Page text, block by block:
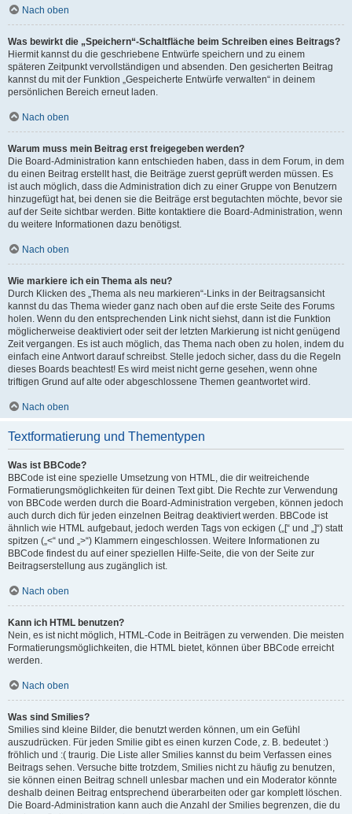
Nach oben
Was bewirkt die „Speichern“-Schaltfläche beim Schreiben eines Beitrags?
Hiermit kannst du die geschriebene Entwürfe speichern und zu einem
späteren Zeitpunkt vervollständigen und absenden. Den gesicherten Beitrag
kannst du mit der Funktion „Gespeicherte Entwürfe verwalten“ in deinem
persönlichen Bereich erneut laden.
Nach oben
Warum muss mein Beitrag erst freigegeben werden?
Die Board-Administration kann entschieden haben, dass in dem Forum, in dem
du einen Beitrag erstellt hast, die Beiträge zuerst geprüft werden müssen. Es
ist auch möglich, dass die Administration dich zu einer Gruppe von Benutzern
hinzugefügt hat, bei denen sie die Beiträge erst begutachten möchte, bevor sie
auf der Seite sichtbar werden. Bitte kontaktiere die Board-Administration, wenn
du weitere Informationen dazu benötigst.
Nach oben
Wie markiere ich ein Thema als neu?
Durch Klicken des „Thema als neu markieren“-Links in der Beitragsansicht
kannst du das Thema wieder ganz nach oben auf die erste Seite des Forums
holen. Wenn du den entsprechenden Link nicht siehst, dann ist die Funktion
möglicherweise deaktiviert oder seit der letzten Markierung ist nicht genügend
Zeit vergangen. Es ist auch möglich, das Thema nach oben zu holen, indem du
einfach eine Antwort darauf schreibst. Stelle jedoch sicher, dass du die Regeln
dieses Boards beachtest! Es wird meist nicht gerne gesehen, wenn ohne
triftigen Grund auf alte oder abgeschlossene Themen geantwortet wird.
Nach oben
Textformatierung und Thementypen
Was ist BBCode?
BBCode ist eine spezielle Umsetzung von HTML, die dir weitreichende
Formatierungsmöglichkeiten für deinen Text gibt. Die Rechte zur Verwendung
von BBCode werden durch die Board-Administration vergeben, können jedoch
auch durch dich für jeden einzelnen Beitrag deaktiviert werden. BBCode ist
ähnlich wie HTML aufgebaut, jedoch werden Tags von eckigen („[“ und „]“) statt
spitzen („<“ und „>“) Klammern eingeschlossen. Weitere Informationen zu
BBCode findest du auf einer speziellen Hilfe-Seite, die von der Seite zur
Beitragserstellung aus zugänglich ist.
Nach oben
Kann ich HTML benutzen?
Nein, es ist nicht möglich, HTML-Code in Beiträgen zu verwenden. Die meisten
Formatierungsmöglichkeiten, die HTML bietet, können über BBCode erreicht
werden.
Nach oben
Was sind Smilies?
Smilies sind kleine Bilder, die benutzt werden können, um ein Gefühl
auszudrücken. Für jeden Smilie gibt es einen kurzen Code, z. B. bedeutet :)
fröhlich und :( traurig. Die Liste aller Smilies kannst du beim Verfassen eines
Beitrags sehen. Versuche bitte trotzdem, Smilies nicht zu häufig zu benutzen,
sie können einen Beitrag schnell unlesbar machen und ein Moderator könnte
deshalb deinen Beitrag entsprechend überarbeiten oder gar komplett löschen.
Die Board-Administration kann auch die Anzahl der Smilies begrenzen, die du